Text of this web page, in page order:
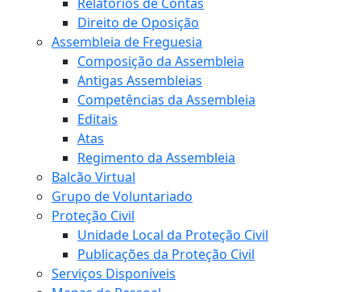
Relatórios de Contas
Direito de Oposição
Assembleia de Freguesia
Composição da Assembleia
Antigas Assembleias
Competências da Assembleia
Editais
Atas
Regimento da Assembleia
Balcão Virtual
Grupo de Voluntariado
Proteção Civil
Unidade Local da Proteção Civil
Publicações da Proteção Civil
Serviços Disponíveis